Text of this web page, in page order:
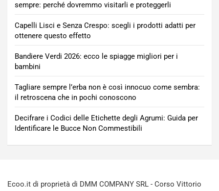
sempre: perché dovremmo visitarli e proteggerli
Capelli Lisci e Senza Crespo: scegli i prodotti adatti per
ottenere questo effetto
Bandiere Verdi 2026: ecco le spiagge migliori per i
bambini
Tagliare sempre l’erba non è così innocuo come sembra:
il retroscena che in pochi conoscono
Decifrare i Codici delle Etichette degli Agrumi: Guida per
Identificare le Bucce Non Commestibili
Ecoo.it di proprietà di DMM COMPANY SRL - Corso Vittorio